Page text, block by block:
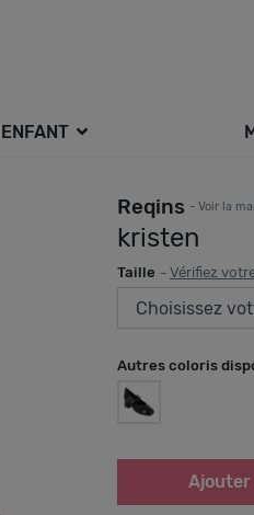
ENFANT
Reqins - Voir la
kristen
Taille - Vérifiez
Autres coloris
Ajouter